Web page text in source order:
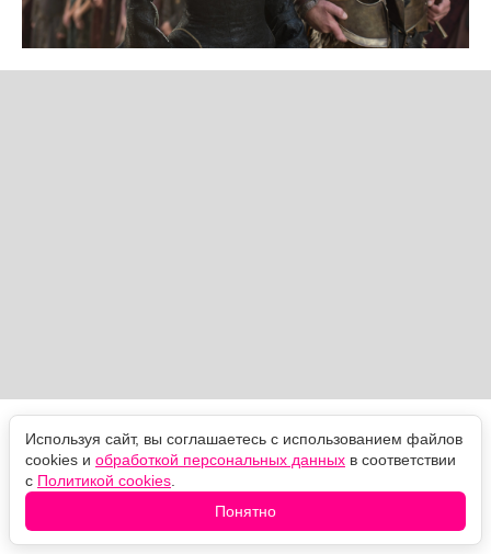
Она возвращается в храм, отдаёт украденное лицо —
и слепнет прямо на ступенях. Эпизод "Милосердие
матери" вышел 14 июня 2015 года.
Почему именно слепота
Используя сайт, вы соглашаетесь с использованием файлов
cookies и обработкой персональных данных в соответствии
с Политикой cookies
Понятно